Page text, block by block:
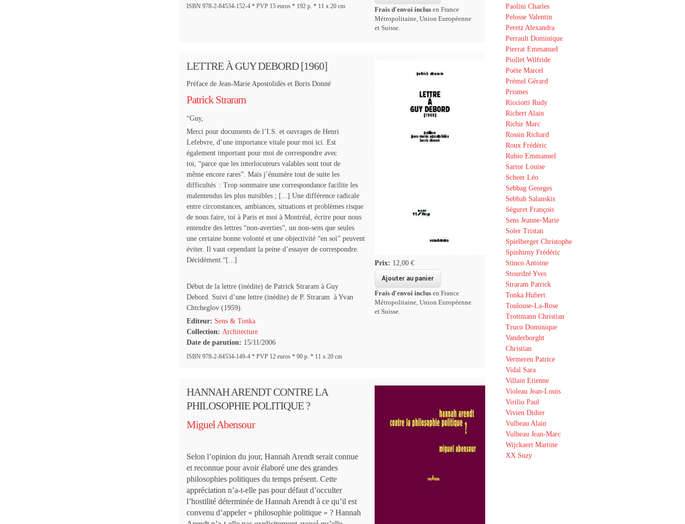
ISBN 978-2-84534-152-4 * PVP 15 euros * 192 p. * 11 x 20 cm Frais d'envoi inclus en France
Métropolitaine, Union Européenne
et Suisse.
LETTRE À GUY DEBORD [1960]
Préface de Jean-Marie Apostolidès et Boris Donné
Patrick Straram
“Guy,
Merci pour documents de l’I.S. et ouvrages de Henri
Lefebvre, d’une importance vitale pour moi ici. Est
également important pour moi de correspondre avec
toi, “parce que les interlocuteurs valables sont tout de
même encore rares”. Mais j’énumère tout de suite les
difficultés : Trop sommaire une correspondance facilite les
malentendus les plus nuisibles ; [...] Une différence radicale
entre circonstances, ambiances, situations et problèmes risque
de nous faire, toi à Paris et moi à Montréal, écrire pour nous
entendre des lettres “non-averties”, un non-sens que seules
une certaine bonne volonté et une objectivité “en soi” peuvent
éviter. Il vaut cependant la peine d’essayer de correspondre.
Décidément.“[...]
Début de la lettre (inédite) de Patrick Straram à Guy
Debord. Suivi d’une lettre (inédite) de P. Straram à Yvan
Chtcheglov (1959).
Editeur: Sens & Tonka
Collection: Architecture
Date de parution: 15/11/2006
ISBN 978-2-84534-149-4 * PVP 12 euros * 90 p. * 11 x 20 cm
Prix: 12,00 €
Frais d'envoi inclus en France
Métropolitaine, Union Européenne
et Suisse.
HANNAH ARENDT CONTRE LA
PHILOSOPHIE POLITIQUE ?
Miguel Abensour
Selon l’opinion du jour, Hannah Arendt serait connue
et reconnue pour avoir élaboré une des grandes
philosophies politiques du temps présent. Cette
appréciation n’a-t-elle pas pour défaut d’occulter
l’hostilité déterminée de Hannah Arendt à ce qu’il est
convenu d’appeler « philosophie politique » ? Hannah
Paolini Charles
Pelosse Valentin
Peretz Alexandra
Perrault Dominique
Pierrat Emmanuel
Piollet Wilfride
Poëte Marcel
Prémel Gérard
Prismes
Ricciotti Rudy
Richert Alain
Richir Marc
Rossin Richard
Roux Frédéric
Rubio Emmanuel
Sartor Louise
Scheer Léo
Sebbag Georges
Sebbah Salanskis
Séguret François
Sens Jeanne-Marie
Soler Tristan
Spielberger Christophe
Spinhirny Frédéric
Stinco Antoine
Stourdzé Yves
Straram Patrick
Tonka Hubert
Toulouse-La-Rose
Trottmann Christian
Truco Dominique
Vanderborght
Christian
Vermeren Patrice
Vidal Sara
Villain Etienne
Violeau Jean-Louis
Virilio Paul
Vivien Didier
Vulbeau Alain
Vulbeau Jean-Marc
Wijckaert Martine
XX Suzy